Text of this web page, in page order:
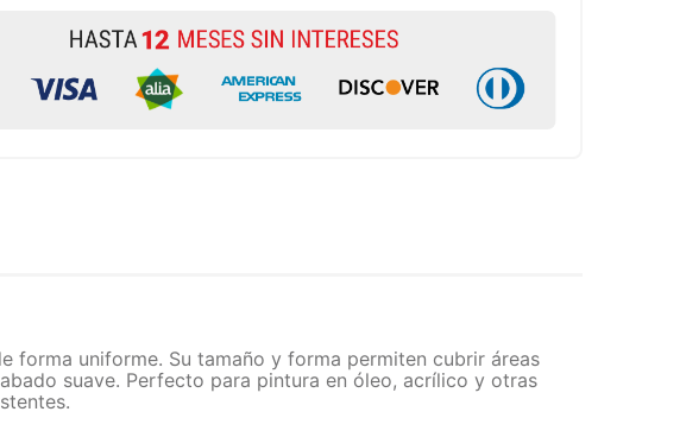
forma uniforme. Su tamaño y forma permiten cubrir áreas
suave. Perfecto para pintura en óleo, acrílico y otras